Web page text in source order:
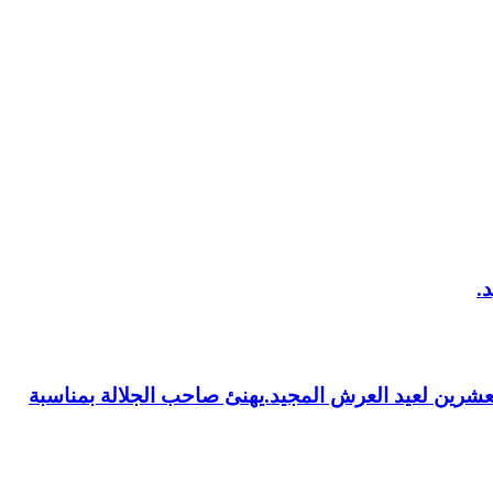
لعيد العرش المجيد.يهنئ صاحب الجلالة بمناسبة